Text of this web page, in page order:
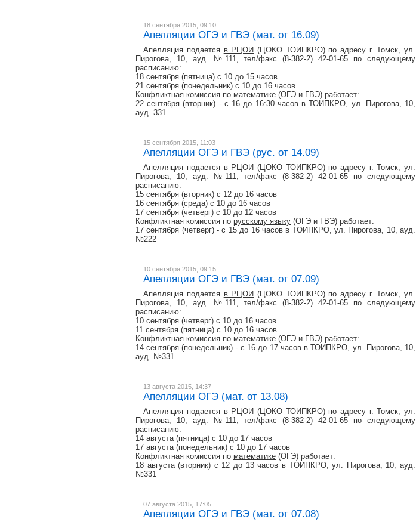
18 сентября 2015, 09:10
Апелляции ОГЭ и ГВЭ (мат. от 16.09)
Апелляция подается в РЦОИ (ЦОКО ТОИПКРО) по адресу г. Томск, ул.
Пирогова, 10, ауд. №111, тел/факс (8-382-2) 42-01-65 по следующему
расписанию:
18 сентября (пятница) с 10 до 15 часов
21 сентября (понедельник) с 10 до 16 часов
Конфликтная комиссия по математике (ОГЭ и ГВЭ) работает:
22 сентября (вторник) - с 16 до 16:30 часов в ТОИПКРО, ул. Пирогова, 10,
ауд. 331.
15 сентября 2015, 11:03
Апелляции ОГЭ и ГВЭ (рус. от 14.09)
Апелляция подается в РЦОИ (ЦОКО ТОИПКРО) по адресу г. Томск, ул.
Пирогова, 10, ауд. №111, тел/факс (8-382-2) 42-01-65 по следующему
расписанию:
15 сентября (вторник) с 12 до 16 часов
16 сентября (среда) с 10 до 16 часов
17 сентября (четверг) с 10 до 12 часов
Конфликтная комиссия по русскому языку (ОГЭ и ГВЭ) работает:
17 сентября (четверг) - с 15 до 16 часов в ТОИПКРО, ул. Пирогова, 10, ауд.
№222
10 сентября 2015, 09:15
Апелляции ОГЭ и ГВЭ (мат. от 07.09)
Апелляция подается в РЦОИ (ЦОКО ТОИПКРО) по адресу г. Томск, ул.
Пирогова, 10, ауд. №111, тел/факс (8-382-2) 42-01-65 по следующему
расписанию:
10 сентября (четверг) с 10 до 16 часов
11 сентября (пятница) с 10 до 16 часов
Конфликтная комиссия по математике (ОГЭ и ГВЭ) работает:
14 сентября (понедельник) - с 16 до 17 часов в ТОИПКРО, ул. Пирогова, 10,
ауд. №331
13 августа 2015, 14:37
Апелляции ОГЭ (мат. от 13.08)
Апелляция подается в РЦОИ (ЦОКО ТОИПКРО) по адресу г. Томск, ул.
Пирогова, 10, ауд. №111, тел/факс (8-382-2) 42-01-65 по следующему
расписанию:
14 августа (пятница) с 10 до 17 часов
17 августа (понедельник) с 10 до 17 часов
Конфликтная комиссия по математике (ОГЭ) работает:
18 августа (вторник) с 12 до 13 часов в ТОИПКРО, ул. Пирогова, 10, ауд.
№331
07 августа 2015, 17:05
Апелляции ОГЭ и ГВЭ (мат. от 07.08)